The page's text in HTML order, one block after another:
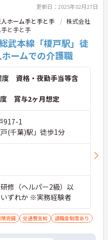
更新日：2025年02月27日
ホーム手と手と手
株式会社
と手と手
武本線「榎戸駅」徒
ームでの介護職
度 資格・夜勤手当等含
賞与2ヶ月想定
917-1
(千葉)駅」徒歩1分
修（ヘルパー2級）以
ずれか ※実務経験者
完備 交通費支給 退職金制度あり